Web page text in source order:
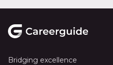
Bridging excellence